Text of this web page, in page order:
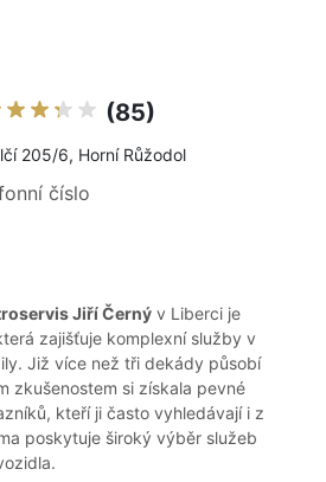
(85)
205/6, Horní Růžodol
číslo
Jiří Černý v Liberci je
zajišťuje komplexní služby v
Již více než tři dekády působí
zkušenostem si získala pevné
kteří ji často vyhledávají i z
poskytuje široký výběr služeb